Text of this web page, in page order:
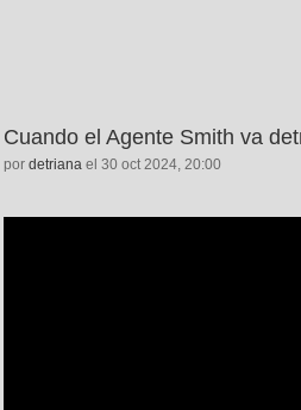
Cuando el Agente Smith va
por detriana el 30 oct 2024, 20:00